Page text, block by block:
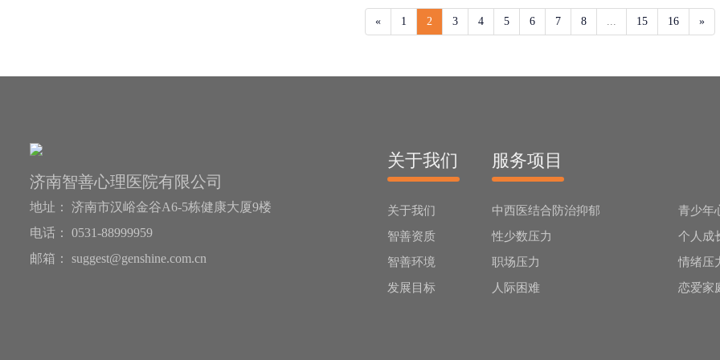
« 1 2 3 4 5 6 7 8 ... 15 16 »
济南智善心理医院有限公司
地址： 济南市汉峪金谷A6-5栋健康大厦9楼
电话： 0531-88999959
邮箱： suggest@genshine.com.cn
关于我们
关于我们
智善资质
智善环境
发展目标
服务项目
中西医结合防治抑郁
青少年
性少数压力
个人成
职场压力
情绪压
人际困难
恋爱家